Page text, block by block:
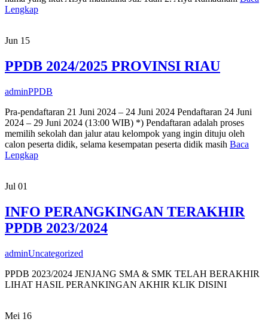
Lengkap
Jun 15
PPDB 2024/2025 PROVINSI RIAU
adminPPDB
Pra-pendaftaran 21 Juni 2024 – 24 Juni 2024 Pendaftaran 24 Juni
2024 – 29 Juni 2024 (13:00 WIB) *) Pendaftaran adalah proses
memilih sekolah dan jalur atau kelompok yang ingin dituju oleh
calon peserta didik, selama kesempatan peserta didik masih Baca
Lengkap
Jul 01
INFO PERANGKINGAN TERAKHIR
PPDB 2023/2024
adminUncategorized
PPDB 2023/2024 JENJANG SMA & SMK TELAH BERAKHIR
LIHAT HASIL PERANKINGAN AKHIR KLIK DISINI
Mei 16